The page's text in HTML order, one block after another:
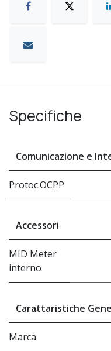
Specifiche
Comunicazione e
Protoc.OCPP
Accessori
MID Meter
interno
Carattaristiche
Marca